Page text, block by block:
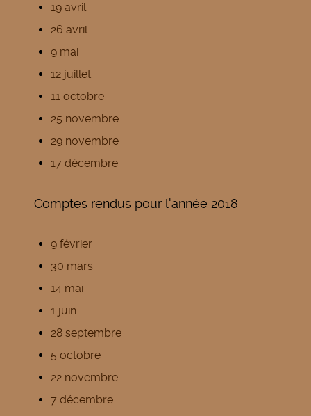
19 avril
26 avril
9 mai
12 juillet
11 octobre
25 novembre
29 novembre
17 décembre
Comptes rendus pour l'année 2018
9 février
30 mars
14 mai
1 juin
28 septembre
5 octobre
22 novembre
7 décembre